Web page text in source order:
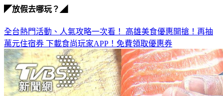
◤放假去哪玩？◢
全台熱門活動、人氣攻略一次看！ 高雄美食優惠開搶！再抽
萬元住宿券 下載食尚玩家APP！免費領取優惠券